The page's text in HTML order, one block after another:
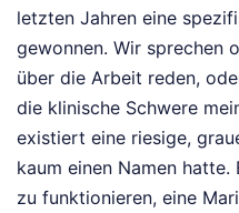
letzten Jahren eine
gewonnen. Wir sprechen
über die Arbeit reden,
die klinische Schwere
existiert eine riesige,
kaum einen Namen
zu funktionieren, eine